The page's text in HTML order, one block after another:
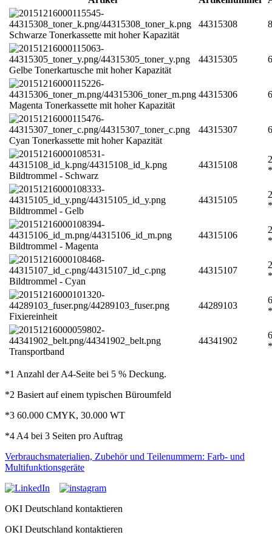
Schwarze Tonerkassette mit hoher Kapazität
44315308
Gelbe Tonerkartusche mit hoher Kapazität
44315305
Magenta Tonerkassette mit hoher Kapazität
44315306
Cyan Tonerkassette mit hoher Kapazität
44315307
Bildtrommel - Schwarz
44315108
Bildtrommel - Gelb
44315105
Bildtrommel - Magenta
44315106
Bildtrommel - Cyan
44315107
Fixiereinheit
44289103
Transportband
44341902
*1 Anzahl der A4-Seite bei 5 % Deckung.
*2 Basiert auf einem typischen Büroumfeld
*3 60.000 CMYK, 30.000 WT
*4 A4 bei 3 Seiten pro Auftrag
Verbrauchsmaterialien, Zubehör und Teilenummern: Farb- und
Multifunktionsgeräte
OKI Deutschland kontaktieren
OKI Deutschland kontaktieren